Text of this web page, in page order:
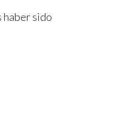
haber sido